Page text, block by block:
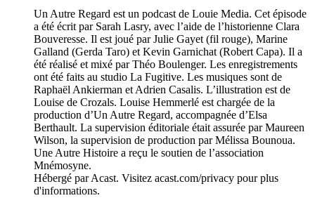
Un Autre Regard est un podcast de Louie Media. Cet épisode
a été écrit par Sarah Lasry, avec l’aide de l’historienne Clara
Bouveresse. Il est joué par Julie Gayet (fil rouge), Marine
Galland (Gerda Taro) et Kevin Garnichat (Robert Capa). Il a
été réalisé et mixé par Théo Boulenger. Les enregistrements
ont été faits au studio La Fugitive. Les musiques sont de
Raphaël Ankierman et Adrien Casalis. L’illustration est de
Louise de Crozals. Louise Hemmerlé est chargée de la
production d’Un Autre Regard, accompagnée d’Elsa
Berthault. La supervision éditoriale était assurée par Maureen
Wilson, la supervision de production par Mélissa Bounoua.
Une Autre Histoire a reçu le soutien de l’association
Mnémosyne.
Hébergé par Acast. Visitez acast.com/privacy pour plus
d'informations.